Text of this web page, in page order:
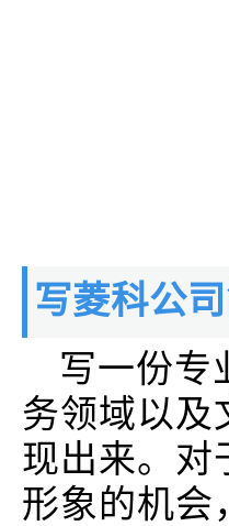
写菱科公
写一份专
务领域以及
现出来。对
形象的机会